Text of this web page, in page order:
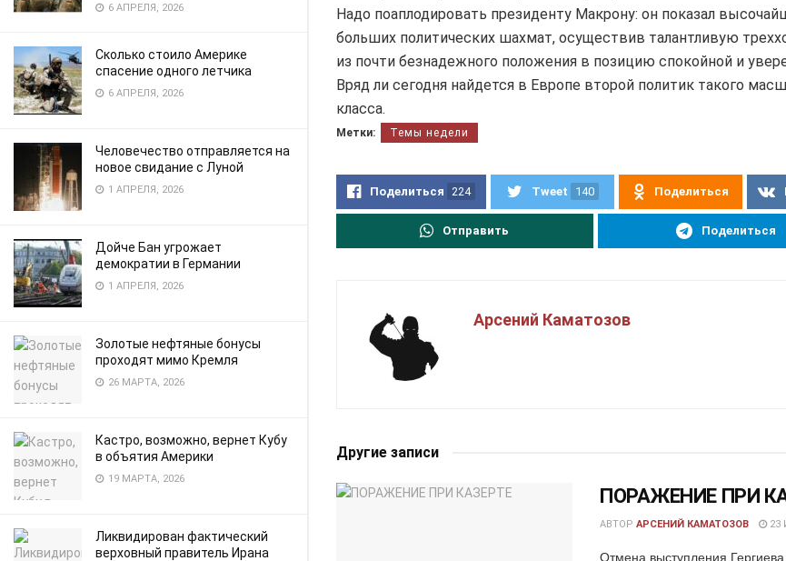
6 АПРЕЛЯ, 2026
Сколько стоило Америке
спасение одного летчика
6 АПРЕЛЯ, 2026
Человечество отправляется на
новое свидание с Луной
1 АПРЕЛЯ, 2026
Дойче Бан угрожает
демократии в Германии
1 АПРЕЛЯ, 2026
Золотые нефтяные бонусы
проходят мимо Кремля
26 МАРТА, 2026
Кастро, возможно, вернет Кубу
в объятия Америки
19 МАРТА, 2026
Ликвидирован фактический
верховный правитель Ирана
Надо поаплодировать президенту Макрону: он показал
больших политических шахмат, осуществив талантливую
из почти безнадежного положения в позицию спокойной и
Вряд ли сегодня найдется в Европе второй политик такого
класса.
Метки: Темы недели
Поделиться 224 Tweet 140 Поделиться
Отправить Поделиться
Арсений Каматозов
Другие записи
ПОРАЖЕНИЕ ПРИ
АВТОР АРСЕНИЙ КАМАТОЗОВ 23
Отмена выступления